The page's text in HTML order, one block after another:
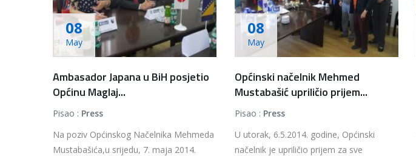
08
May
Ambasador Japana u BiH posjetio
Općinu Maglaj...
Pisao : Press
Na poziv Općinskog Načelnika Mehmeda
Mustabašića,u srijedu, 7. maja 2014.
08
May
Općinski načelnik Mehmed
Mustabašić upriličio prijem...
Pisao : Press
U utorak, 6.5.2014. godine, Općinski
načelnik je upriličio prijem za sve